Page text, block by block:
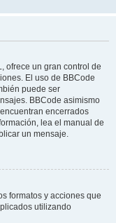
ofrece un gran control de
El uso de BBCode
puede ser
BBCode asimismo
encerrados
lea el manual de
un mensaje.
formatos y acciones que
utilizando